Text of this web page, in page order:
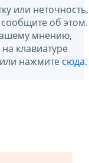
или неточность,
об этом.
мнению,
клавиатуре
нажмите сюда.